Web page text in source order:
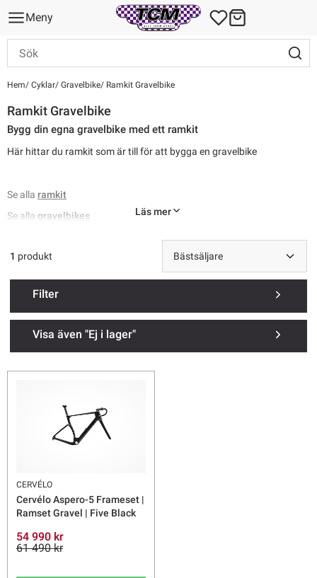
Meny
Hem Cyklar Gravelbike Ramkit Gravelbike
Ramkit Gravelbike
Bygg din egna gravelbike med ett ramkit
Här hittar du ramkit som är till för att bygga en gravelbike
Se alla ramkit
Se alla gravelbikes Läs mer
Filter
Visa även "Ej i lager"
1 produkt
CERVÉLO
Cervélo Aspero-5 Frameset |
Ramset Gravel | Five Black
54 990 kr
61 490 kr